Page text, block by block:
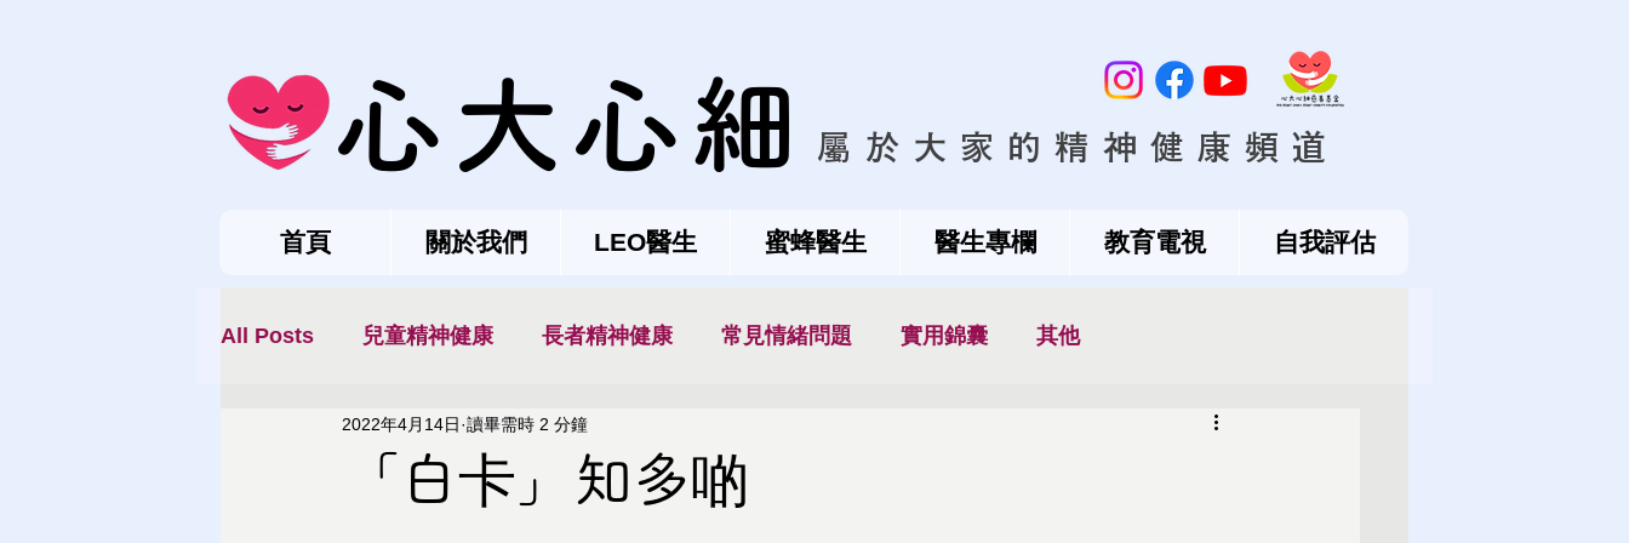
心大心細 屬於大家的精神健康頻道
首頁 關於我們 LEO醫生 蜜蜂醫生 醫生專欄 教育電視 自我評估
All Posts 兒童精神健康 長者精神健康 常見情緒問題 實用錦囊 其他
「白卡」知多啲
2022年4月14日 讀畢需時 2 分鐘